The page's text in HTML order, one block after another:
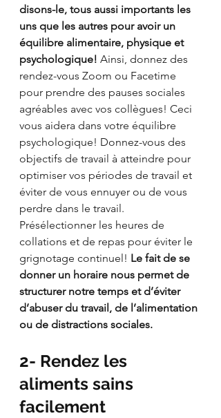
disons-le, tous aussi importants les
uns que les autres pour avoir un
équilibre alimentaire, physique et
psychologique! Ainsi, donnez des
rendez-vous Zoom ou Facetime
pour prendre des pauses sociales
agréables avec vos collègues! Ceci
vous aidera dans votre équilibre
psychologique! Donnez-vous des
objectifs de travail à atteindre pour
optimiser vos périodes de travail et
éviter de vous ennuyer ou de vous
perdre dans le travail.
Présélectionner les heures de
collations et de repas pour éviter le
grignotage continuel! Le fait de se
donner un horaire nous permet de
structurer notre temps et d’éviter
d’abuser du travail, de l’alimentation
ou de distractions sociales.
2- Rendez les
aliments sains
facilement